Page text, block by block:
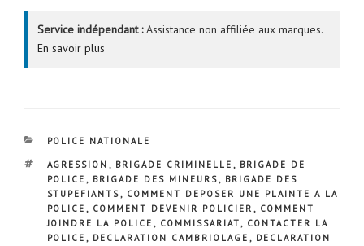
Service indépendant :Assistance non affiliée aux marques.
En savoir plus
CATÉGORIES
POLICE NATIONALE
ÉTIQUETTES
AGRESSION , BRIGADE CRIMINELLE , BRIGADE DE
POLICE , BRIGADE DES MINEURS, BRIGADE DES
STUPEFIANTS, COMMENT DEPOSER UNE PLAINTE A LA
POLICE , COMMENT DEVENIR POLICIER , COMMENT
JOINDRE LA POLICE , COMMISSARIAT, CONTACTER LA
POLICE , DECLARATION CAMBRIOLAGE , DECLARATION